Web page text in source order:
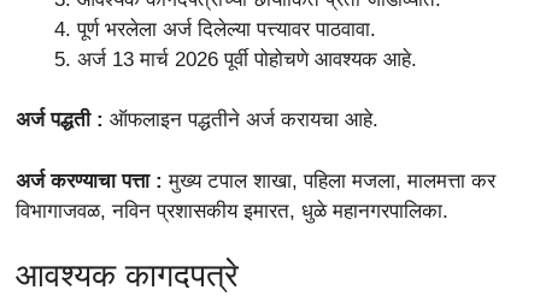
पूर्ण भरलेला अर्ज दिलेल्या पत्त्यावर पाठवावा.
अर्ज 13 मार्च 2026 पूर्वी पोहोचणे आवश्यक आहे.
अर्ज पद्धती : ऑफलाइन पद्धतीने अर्ज करायचा आहे.
अर्ज करण्याचा पत्ता : मुख्य टपाल शाखा, पहिला मजला, मालमत्ता कर
विभागाजवळ, नविन प्रशासकीय इमारत, धुळे महानगरपालिका.
आवश्यक कागदपत्रे